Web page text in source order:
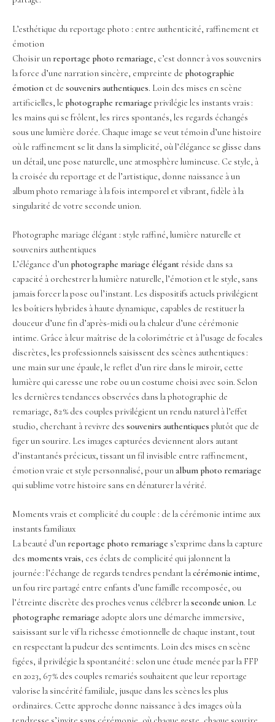
L’esthétique du reportage photo : entre authenticité, raffinement et
émotion
Choisir un reportage photo remariage, c’est donner à vos souvenirs
la force d’une narration sincère, empreinte de photographie
émotion et de souvenirs authentiques. Loin des mises en scène
artificielles, le photographe remariage privilégie les instants vrais :
les mains qui se frôlent, les rires spontanés, les regards échangés
sous une lumière dorée. Chaque image se veut témoin d’une histoire
où le raffinement se lit dans la simplicité, où l’élégance se glisse dans
un détail, une pose naturelle, une atmosphère lumineuse. Ce style, à
la croisée du reportage et de l’artistique, donne naissance à un
album photo remariage à la fois intemporel et vibrant, fidèle à la
singularité de votre seconde union.
Photographe mariage élégant : style raffiné, lumière naturelle et
souvenirs authentiques
L’élégance d’un photographe mariage élégant réside dans sa
capacité à orchestrer la lumière naturelle, l’émotion et le style, sans
jamais forcer la pose ou l’instant. Les dispositifs actuels privilégient
les boîtiers hybrides à haute dynamique, capables de restituer la
douceur d’une fin d’après-midi ou la chaleur d’une cérémonie
intime. Grâce à leur maîtrise de la colorimétrie et à l’usage de focales
discrètes, les professionnels saisissent des scènes authentiques :
une main sur une épaule, le reflet d’un rire dans le miroir, cette
lumière qui caresse une robe ou un costume choisi avec soin. Selon
les dernières tendances observées dans la photographie de
remariage, 82 % des couples privilégient un rendu naturel à l’effet
studio, cherchant à revivre des souvenirs authentiques plutôt que de
figer un sourire. Les images capturées deviennent alors autant
d’instantanés précieux, tissant un fil invisible entre raffinement,
émotion vraie et style personnalisé, pour unalbum photo remariage
qui sublime votre histoire sans en dénaturer la vérité.
Moments vrais et complicité du couple : de la cérémonie intime aux
instants familiaux
La beauté d’un reportage photo remariage s’exprime dans la capture
des moments vrais, ces éclats de complicité qui jalonnent la
journée : l’échange de regards tendres pendant lacérémonie intime,
un fou rire partagé entre enfants d’une famille recomposée, ou
l’étreinte discrète des proches venus célébrer laseconde union. Le
photographe remariage adopte alors une démarche immersive,
saisissant sur le vif la richesse émotionnelle de chaque instant, tout
en respectant la pudeur des sentiments. Loin des mises en scène
figées, il privilégie la spontanéité : selon une étude menée par la FFP
en 2023, 67 % des couples remariés souhaitent que leur reportage
valorise la sincérité familiale, jusque dans les scènes les plus
ordinaires. Cette approche donne naissance à des images où la